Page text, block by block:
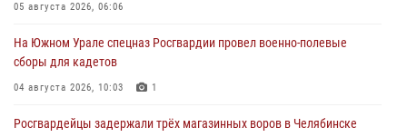
05 августа 2026, 06:06
На Южном Урале спецназ Росгвардии провел военно-полевые
сборы для кадетов
04 августа 2026, 10:03 1
Росгвардейцы задержали трёх магазинных воров в Челябинске